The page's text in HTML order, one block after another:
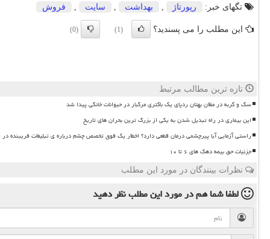
تگهای خبر:
رپورتاژ , بهداشت , سایت , فروش
این مطلب را می پسندید؟ (1)
(0)
تازه ترین مطالب مرتبط
سگ و گربه در مظان بهتان ردپای یک باکتری مرگبار در حیوانات خانگی پیدا شد
این بیماری در راه تبدیل شدن به یکی از بزرگ ترین بحران های تاریخ
راستی آزمایی آیا پیرچشمی درمان قطعی دارد؟ اخطار یک فوق تخصص چشم درباره ی تبلیغات فریبنده
جزئیات حق بیمه دهک های ۶ تا ۱۰
نظرات بینندگان در مورد این مطلب
لطفا شما همدر مورد این مطلبنظر دهید